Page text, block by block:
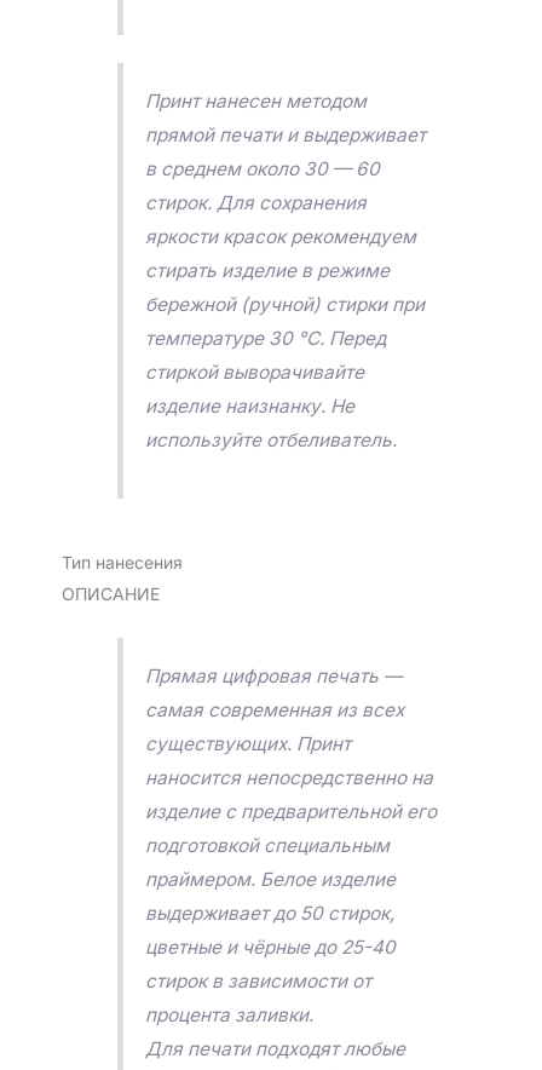
Принт нанесен методом
прямой печати и выдерживает
в среднем около 30 — 60
стирок. Для сохранения
яркости красок рекомендуем
стирать изделие в режиме
бережной (ручной) стирки при
температуре 30 °C. Перед
стиркой выворачивайте
изделие наизнанку. Не
используйте отбеливатель.
Тип нанесения
ОПИСАНИЕ
Прямая цифровая печать —
самая современная из всех
существующих. Принт
наносится непосредственно на
изделие с предварительной его
подготовкой специальным
праймером. Белое изделие
выдерживает до 50 стирок,
цветные и чёрные до 25-40
стирок в зависимости от
процента заливки.
Для печати подходят любые